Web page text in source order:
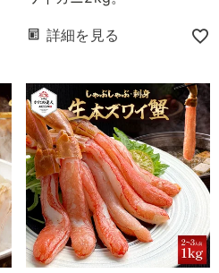
詳細を見る